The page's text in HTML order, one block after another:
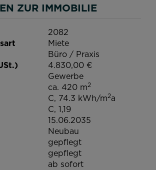
ZUR IMMOBILIE
2082
Miete
Büro / Praxis
4.830,00 €
Gewerbe
ca. 420 m2
C, 74.3 kWh/m2a
C, 1,19
15.06.2035
Neubau
gepflegt
gepflegt
ab sofort